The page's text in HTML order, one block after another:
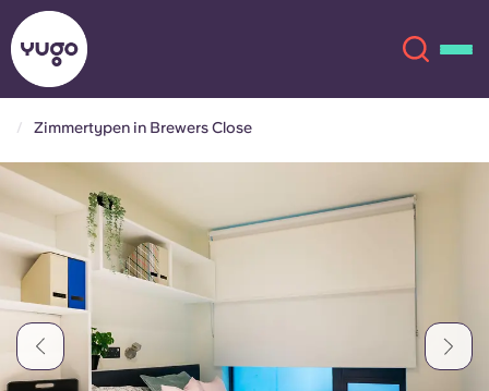
Über uns
Standorte
Mehr
English (US)
Chinese
Zimmertypen in Brewers Close